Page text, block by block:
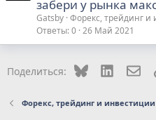
забери у рынка
Gatsby Форекс, трейдинг и
Ответы 0 26 Май 2021
Поделиться: Bluesky LinkedIn
Форекс, трейдинг и инвестиции